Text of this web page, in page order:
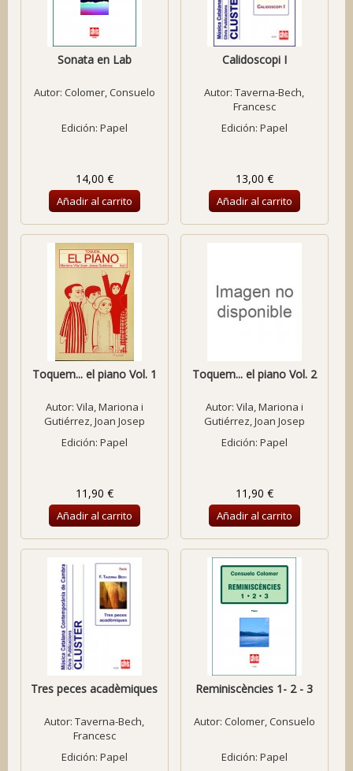
Sonata en Lab
Autor: Colomer, Consuelo
Edición: Papel
14,00 €
Añadir al carrito
Calidoscopi I
Autor:Taverna-Bech,
Francesc
Edición: Papel
13,00 €
Añadir al carrito
Toquem... el piano Vol. 1
Autor: Vila, Mariona i
Gutiérrez, Joan Josep
Edición: Papel
11,90 €
Añadir al carrito
Toquem... el piano Vol. 2
Autor: Vila, Mariona i
Gutiérrez, Joan Josep
Edición: Papel
11,90 €
Añadir al carrito
Tres peces acadèmiques
Autor:Taverna-Bech,
Francesc
Edición: Papel
Reminiscències 1- 2 - 3
Autor: Colomer, Consuelo
Edición: Papel